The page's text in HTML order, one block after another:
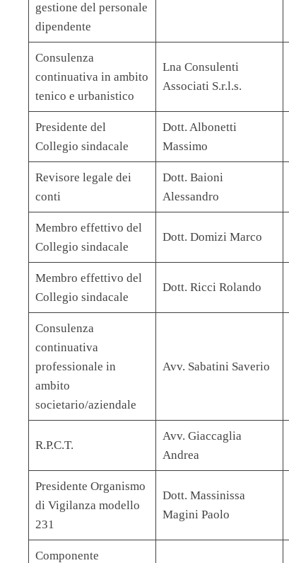
gestione del personale
dipendente
Consulenza
continuativa in ambito
tenico e urbanistico
Lna Consulenti
Associati S.r.l.s.
Presidente del
Collegio sindacale
Dott. Albonetti
Massimo
Revisore legale dei
conti
Dott. Baioni
Alessandro
Membro effettivo del
Collegio sindacale
Dott. Domizi Marco
Membro effettivo del
Collegio sindacale
Dott. Ricci Rolando
Consulenza
continuativa
professionale in
ambito
societario/aziendale
Avv. Sabatini Saverio
R.P.C.T.
Avv. Giaccaglia
Andrea
Presidente Organismo
di Vigilanza modello
231
Dott. Massinissa
Magini Paolo
Componente